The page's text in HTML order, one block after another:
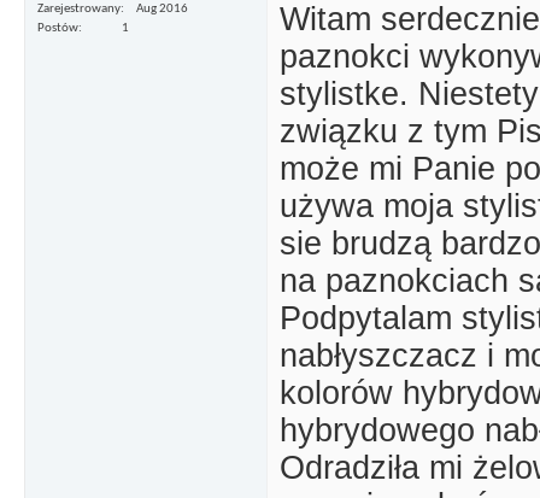
Zarejestrowany
Aug 2016
Postów
1
Witam
paznokci
stylistke.
związku z tym
może mi Panie
używa moja
sie brudzą
na paznokciach
Podpytalam
nabłyszczacz i
kolorów
hybrydowego
Odradziła mi